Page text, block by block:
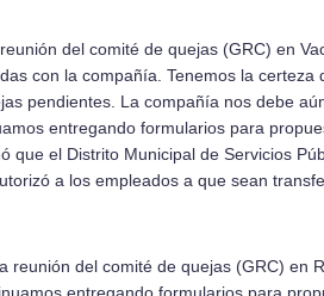
del comité de quejas (GRC) en
con la compañí­­a. Tenemos la certeza
pendientes. La compañí­­a nos debe
entregando formularios para
que el Distrito Municipal de Servicios
a los empleados a que sean
del comité de quejas (GRC) en